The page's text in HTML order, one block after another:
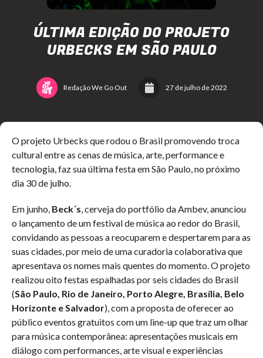
ÚLTIMA EDIÇÃO DO PROJETO
URBECKS EM SÃO PAULO
Redação We Go Out 27 de julho de 2022
O projeto Urbecks que rodou o Brasil promovendo troca
cultural entre as cenas de música, arte, performance e
tecnologia, faz sua última festa em São Paulo, no próximo
dia 30 de julho.
Em junho, Beck´s, cerveja do portfólio da Ambev, anunciou
o lançamento de um festival de música ao redor do Brasil,
convidando as pessoas a reocuparem e despertarem para as
suas cidades, por meio de uma curadoria colaborativa que
apresentava os nomes mais quentes do momento. O projeto
realizou oito festas espalhadas por seis cidades do Brasil
(São Paulo, Rio de Janeiro, Porto Alegre, Brasília, Belo
Horizonte e Salvador), com a proposta de oferecer ao
público eventos gratuitos com um line-up que traz um olhar
para música contemporânea: apresentações musicais em
diálogo com performances, arte visual e experiências